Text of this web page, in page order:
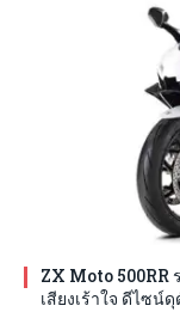
ZX Moto 500RR
เสียงเร้าใจ ดีไซน์